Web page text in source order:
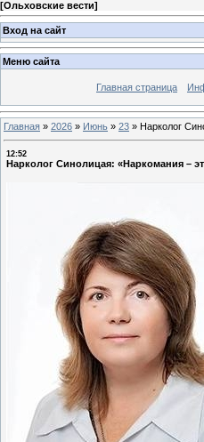
[Ольховские вести]
Вход на сайт
Меню сайта
Главная страница
Главная » 2026 » Июнь » 23 » Нарколог
12:52
Нарколог Синолицая: «Наркомания –